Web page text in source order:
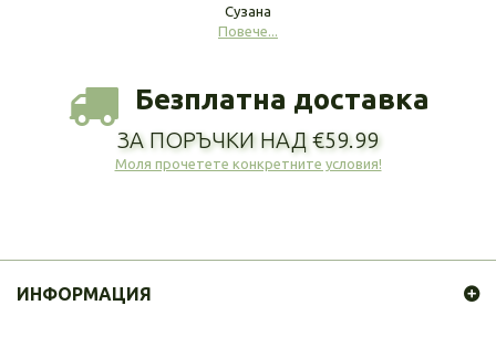
Сузана
Повече...
Безплатна доставка
ЗА ПОРЪЧКИ НАД €59.99
Моля прочетете конкретните условия!
ИНФОРМАЦИЯ